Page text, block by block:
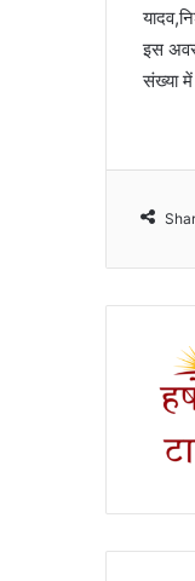
इस
संख्या में